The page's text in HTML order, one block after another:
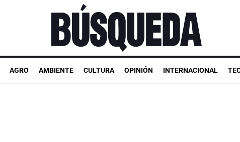
AGRO AMBIENTE CULTURA OPINIÓN INTERNACIONAL